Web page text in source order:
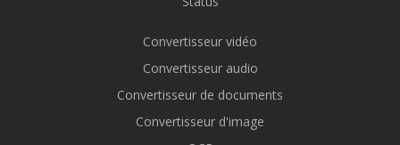
Convertisseur vidéo
Convertisseur audio
Convertisseur de documents
Convertisseur d'image